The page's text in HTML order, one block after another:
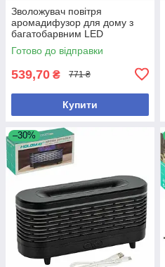
Зволожувач повітря
аромадифузор для дому з
багатобарвним LED
підсвічуванням, ємність 120
мл, дизайн під дерево
Готово до відправки
539,70 ₴ 771 ₴
Купити
–30%